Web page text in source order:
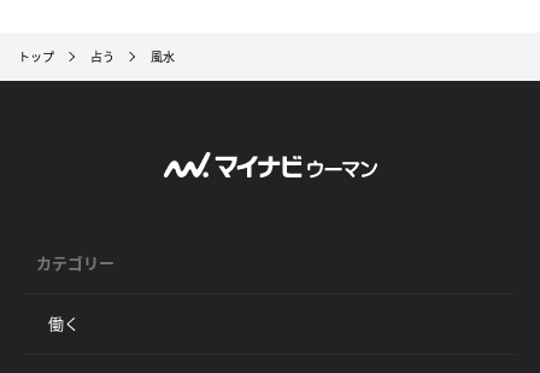
トップ 占う 風水
カテゴリー
働く